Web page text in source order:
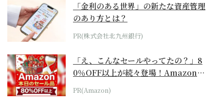
「金利のある世界」の新たな資産管理
のあり方とは？
PR(株式会社北九州銀行)
「え、こんなセールやってたの？」8
0％OFF以上が続々登場！Amazonの
本気が...
PR(Amazon)